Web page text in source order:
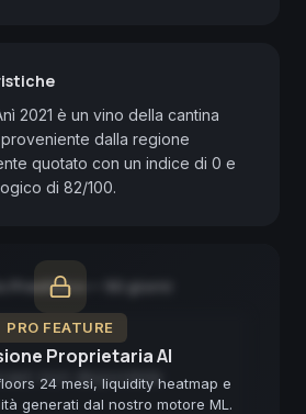
2021 è un vino della cantina
dalla regione
quotato con un indice di 0 e
di 82/100.
PRO FEATURE
Proprietaria AI
24 mesi, liquidity heatmap e
generati dal nostro motore ML.
Predittivo — 90 giorni
non disponibile